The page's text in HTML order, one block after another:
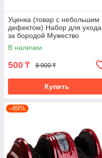
Уценка (товар с небольшим
дефектом) Набор для ухода
за бородой Мужество
В наличии
500 ₸ 8 900 ₸
Купить
–89%